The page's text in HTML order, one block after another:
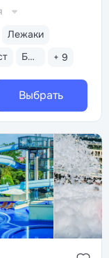
Лежаки
Бассейн открытый + 9
Выбрать